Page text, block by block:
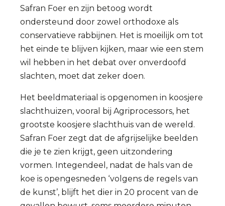
Safran Foer en zijn betoog wordt
ondersteund door zowel orthodoxe als
conservatieve rabbijnen. Het is moeilijk om tot
het einde te blijven kijken, maar wie een stem
wil hebben in het debat over onverdoofd
slachten, moet dat zeker doen.
Het beeldmateriaal is opgenomen in koosjere
slachthuizen, vooral bij Agriprocessors, het
grootste koosjere slachthuis van de wereld.
Safran Foer zegt dat de afgrijselijke beelden
die je te zien krijgt, geen uitzondering
vormen. Integendeel, nadat de hals van de
koe is opengesneden ‘volgens de regels van
de kunst’, blijft het dier in 20 procent van de